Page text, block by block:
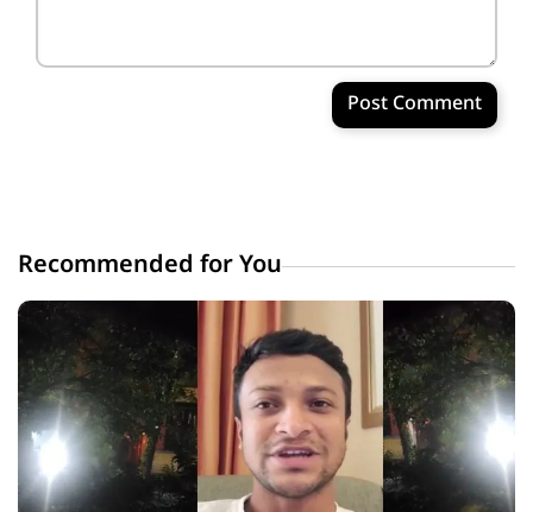
Post Comment
Recommended for You